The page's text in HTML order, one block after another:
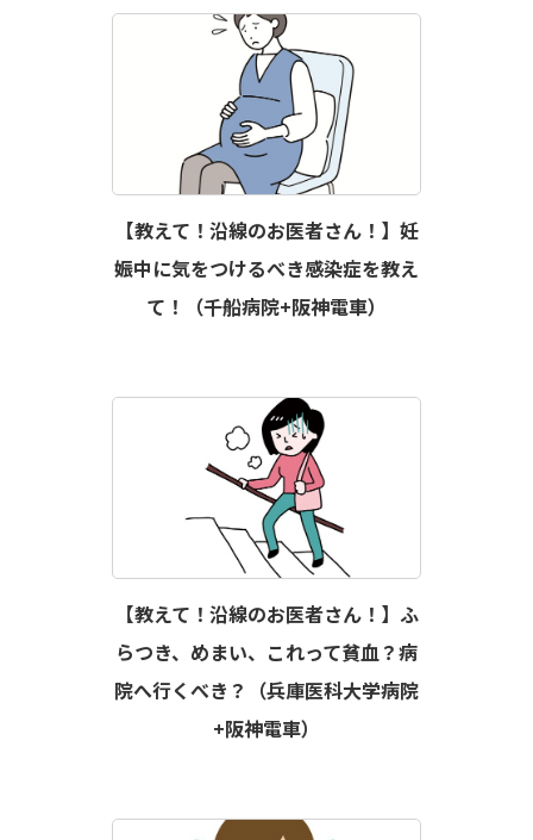
【教えて！沿線のお医者さん！】妊
娠中に気をつけるべき感染症を教え
て！（千船病院+阪神電車）
【教えて！沿線のお医者さん！】ふ
らつき、めまい、これって貧血？病
院へ行くべき？（兵庫医科大学病院
+阪神電車）